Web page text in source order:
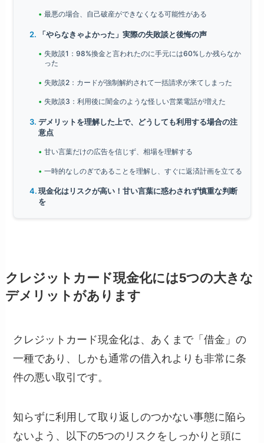
最悪の場合、自己破産ができなくなる可能性がある
「やらなきゃよかった」実際の失敗談と後悔の声
失敗談1：98%換金と言われたのに手元には60%しか残らなか
った
失敗談2：カードが強制解約されて一括請求が来てしまった
失敗談3：利用後に闇金のような怪しい営業電話が増えた
デメリットを理解した上で、どうしても利用する場合の注
意点
甘い言葉だけの広告を信じず、相場を理解する
一時的なしのぎであることを理解し、すぐに返済計画を立てる
現金化はリスクが高い！甘い言葉に惑わされず慎重な判断
を
クレジットカード現金化には5つの大きな
デメリットがあります
クレジットカード現金化は、あくまで「借金」の
一種であり、しかも通常の借入れよりも非常に条
件の悪い取引です。
知らずに利用して取り返しのつかない事態に陥ら
ないよう、以下の5つのリスクをしっかりと頭に